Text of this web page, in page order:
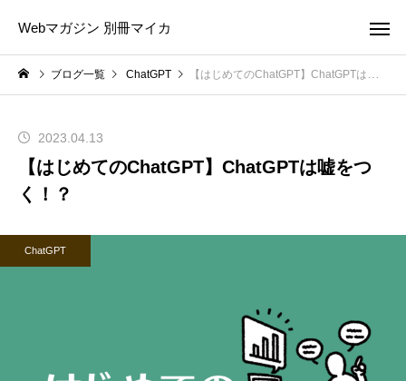
Webマガジン 別冊マイカ
ブログ一覧 ChatGPT 【はじめてのChatGPT】ChatGPTは嘘をつく！？
2023.04.13
【はじめてのChatGPT】ChatGPTは嘘をつ
く！？
ChatGPT